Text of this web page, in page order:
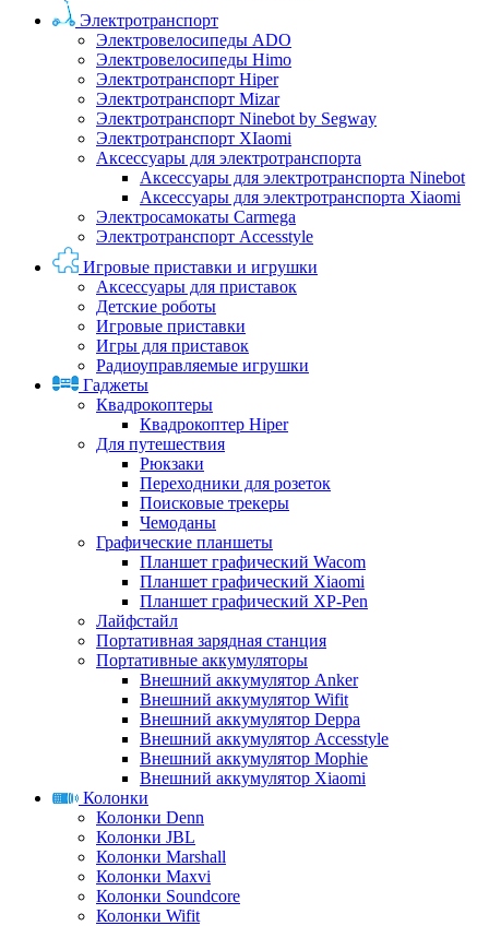
Электротранспорт
Электровелосипеды ADO
Электровелосипеды Himo
Электротранспорт Hiper
Электротранспорт Mizar
Электротранспорт Ninebot by Segway
Электротранспорт XIaomi
Аксессуары для электротранспорта
Аксессуары для электротранспорта Ninebot
Аксессуары для электротранспорта Xiaomi
Электросамокаты Carmega
Электротранспорт Accesstyle
Игровые приставки и игрушки
Аксессуары для приставок
Детские роботы
Игровые приставки
Игры для приставок
Радиоуправляемые игрушки
Гаджеты
Квадрокоптеры
Квадрокоптер Hiper
Для путешествия
Рюкзаки
Переходники для розеток
Поисковые трекеры
Чемоданы
Графические планшеты
Планшет графический Wacom
Планшет графический Xiaomi
Планшет графический XP-Pen
Лайфстайл
Портативная зарядная станция
Портативные аккумуляторы
Внешний аккумулятор Anker
Внешний аккумулятор Wifit
Внешний аккумулятор Deppa
Внешний аккумулятор Accesstyle
Внешний аккумулятор Mophie
Внешний аккумулятор Xiaomi
Колонки
Колонки Denn
Колонки JBL
Колонки Marshall
Колонки Maxvi
Колонки Soundcore
Колонки Wifit